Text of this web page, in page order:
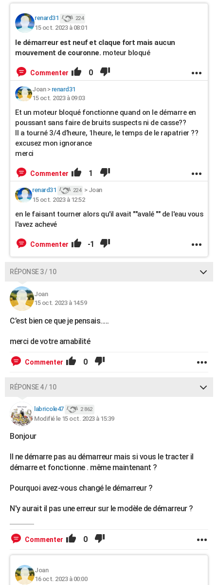
renard31 224
15 oct. 2023 à 08:01
le démarreur est neuf et claque fort mais aucun
mouvement de couronne. moteur bloqué
Commenter 0
Joan> renard31
15 oct. 2023 à 09:03
Et un moteur bloqué fonctionne quand on le démarre en
poussant sans faire de bruits suspects ni de casse??
Il a tourné 3/4 d’heure, 1heure, le temps de le rapatrier ??
excusez mon ignorance
merci
Commenter 1
renard31 224 > Joan
15 oct. 2023 à 12:52
en le faisant tourner alors qu'il avait ""avalé "" de l'eau vous
l'avez achevé
Commenter -1
RÉPONSE 3 / 10
Joan
15 oct. 2023 à 14:59
C’est bien ce que je pensais…..
merci de votre amabilité
Commenter 0
RÉPONSE 4 / 10
labricole47 2 862
Modifié le 15 oct. 2023 à 15:39
Bonjour
Il ne démarre pas au démarreur mais si vous le tracter il
démarre et fonctionne . même maintenant ?
Pourquoi avez-vous changé le démarreur ?
N'y aurait il pas une erreur sur le modèle de démarreur ?
Commenter 0
Joan
16 oct. 2023 à 00:00